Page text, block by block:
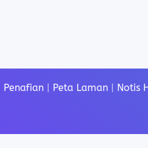
Penafian Peta Laman Notis